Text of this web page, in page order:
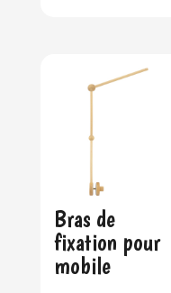
Bras de
fixation pour
mobile